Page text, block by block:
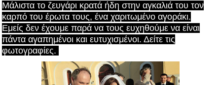
Μάλιστα το ζευγάρι κρατά ήδη στην αγκαλιά του τον
καρπό του έρωτα τους, ένα χαριτωμένο αγοράκι.
Εμείς δεν έχουμε παρά να τους ευχηθούμε να είναι
πάντα αγαπημένοι και ευτυχισμένοι. Δείτε τις
φωτογραφίες.